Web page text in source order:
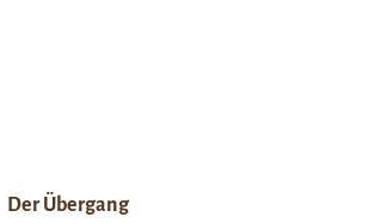
Der Übergang